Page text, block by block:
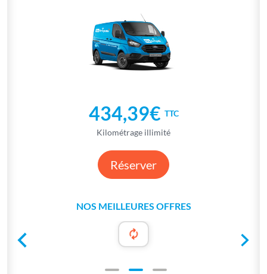
434,39€ TTC
Kilométrage illimité
Réserver
NOS MEILLEURES OFFRES